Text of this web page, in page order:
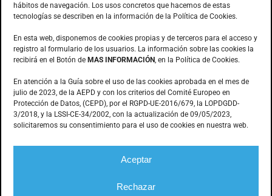
hábitos de navegación. Los usos concretos que hacemos de estas
tecnologías se describen en la información de la Política de Cookies.
En esta web, disponemos de cookies propias y de terceros para el acceso y
registro al formulario de los usuarios. La información sobre las cookies la
recibirá en el Botón de MAS INFORMACIÓN, en la Política de Cookies.
En atención a la Guía sobre el uso de las cookies aprobada en el mes de
julio de 2023, de la AEPD y con los criterios del Comité Europeo en
Protección de Datos, (CEPD), por el RGPD-UE-2016/679, la LOPDGDD-
3/2018, y la LSSI-CE-34/2002, con la actualización de 09/05/2023,
solicitaremos su consentimiento para el uso de cookies en nuestra web.
Aceptar
Rechazar
Subirà
08130 – Santa Perpètua de Mogoda
(Barcelona)
CONTACTO
935.603.166
stemp@stemp.es
Mecanización de piezas